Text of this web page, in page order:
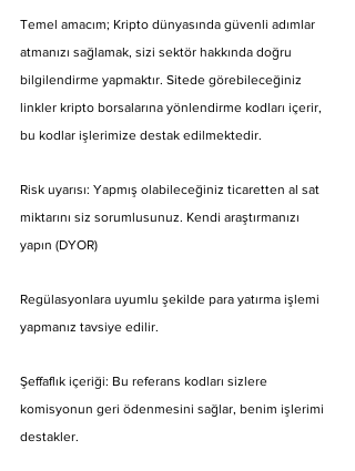
Temel amacım; Kripto dünyasında güvenli adımlar
atmanızı sağlamak, sizi sektör hakkında doğru
bilgilendirme yapmaktır. Sitede görebileceğiniz
linkler kripto borsalarına yönlendirme kodları içerir,
bu kodlar işlerimize destak edilmektedir.
Risk uyarısı: Yapmış olabileceğiniz ticaretten al sat
miktarını siz sorumlusunuz. Kendi araştırmanızı
yapın (DYOR)
Regülasyonlara uyumlu şekilde para yatırma işlemi
yapmanız tavsiye edilir.
Şeffaflık içeriği: Bu referans kodları sizlere
komisyonun geri ödenmesini sağlar, benim işlerimi
destakler.